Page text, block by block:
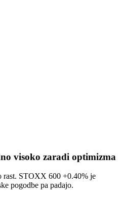
visoko zaradi optimizma
rast. STOXX 600 +0.40% je
pogodbe pa padajo.